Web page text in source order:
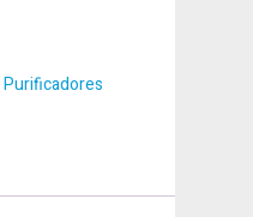
Purificadores